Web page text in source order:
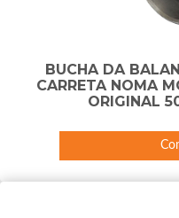
BUCHA DA
CARRETA NOMA
ORIGINAL